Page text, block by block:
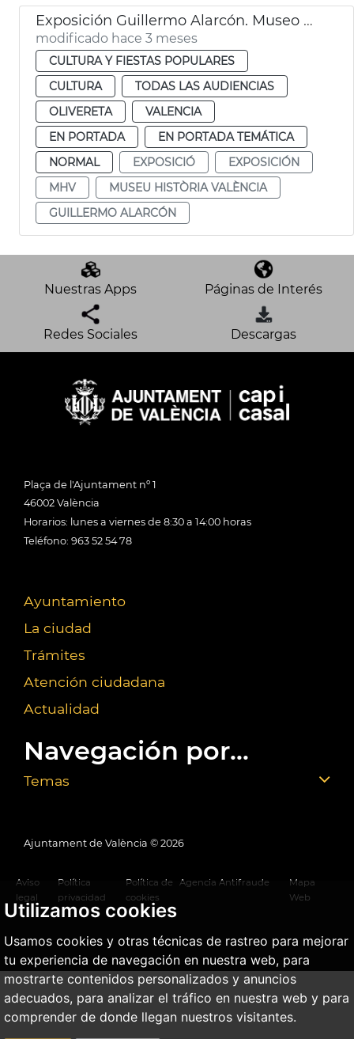
Utilizamos cookies
Usamos cookies y otras técnicas de rastreo para mejorar
tu experiencia de navegación en nuestra web, para
mostrarte contenidos personalizados y anuncios
adecuados, para analizar el tráfico en nuestra web y para
comprender de donde llegan nuestros visitantes.
Exposición Guillermo Alarcón. Museo Historia València MHV
modificado hace 3 meses
CULTURA Y FIESTAS POPULARES
CULTURA
TODAS LAS AUDIENCIAS
OLIVERETA
VALENCIA
EN PORTADA
EN PORTADA TEMÁTICA
NORMAL
EXPOSICIÓ
EXPOSICIÓN
MHV
MUSEU HISTÒRIA VALÈNCIA
GUILLERMO ALARCÓN
Nuestras Apps Páginas de Interés
Redes Sociales Descargas
Plaça de l'Ajuntament nº 1
46002 València
Horarios: lunes a viernes de 8:30 a 14:00 horas
Teléfono: 963 52 54 78
Ayuntamiento
La ciudad
Trámites
Atención ciudadana
Actualidad
Navegación por...
Temas
Ajuntament de València © 2026
Aviso
legal
Política
privacidad
Política de
cookies
Agencia Antifraude
Mapa
Web